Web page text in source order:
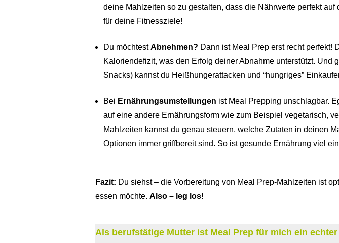
deine Mahlzeiten so zu gestalten, dass die Nährwerte perfekt
für deine Fitnessziele!
Du möchtestAbnehmen? Dann ist Meal Prep erst recht perfekt!
Kaloriendefizit, was den Erfolg deiner Abnahme unterstützt.
Snacks) kannst du Heißhungerattacken und “hungriges”
Bei Ernährungsumstellungen ist Meal Prepping unschlagbar.
auf eine andere Ernährungsform wie zum Beispiel vegetarisch,
Mahlzeiten kannst du genau steuern, welche Zutaten in deinen
Optionen immer griffbereit sind. So ist gesunde Ernährung viel
Fazit: Du siehst – die Vorbereitung von Meal Prep-Mahlzeiten ist
essen möchte.Also – leg los!
Als berufstätige Mutter ist Meal Prep für mich ein